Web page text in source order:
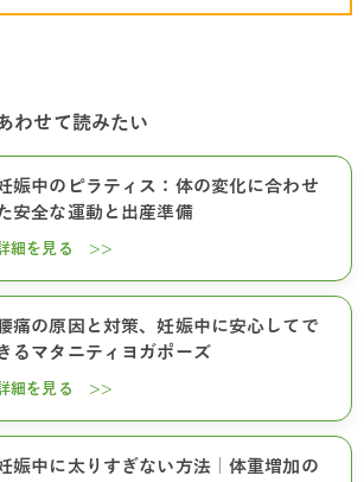
わせて読みたい
娠中のピラティス：体の変化に合わせ
安全な運動と出産準備
細を見る >>
痛の原因と対策、妊娠中に安心してで
るマタニティヨガポーズ
細を見る >>
娠中に太りすぎない方法｜体重増加の